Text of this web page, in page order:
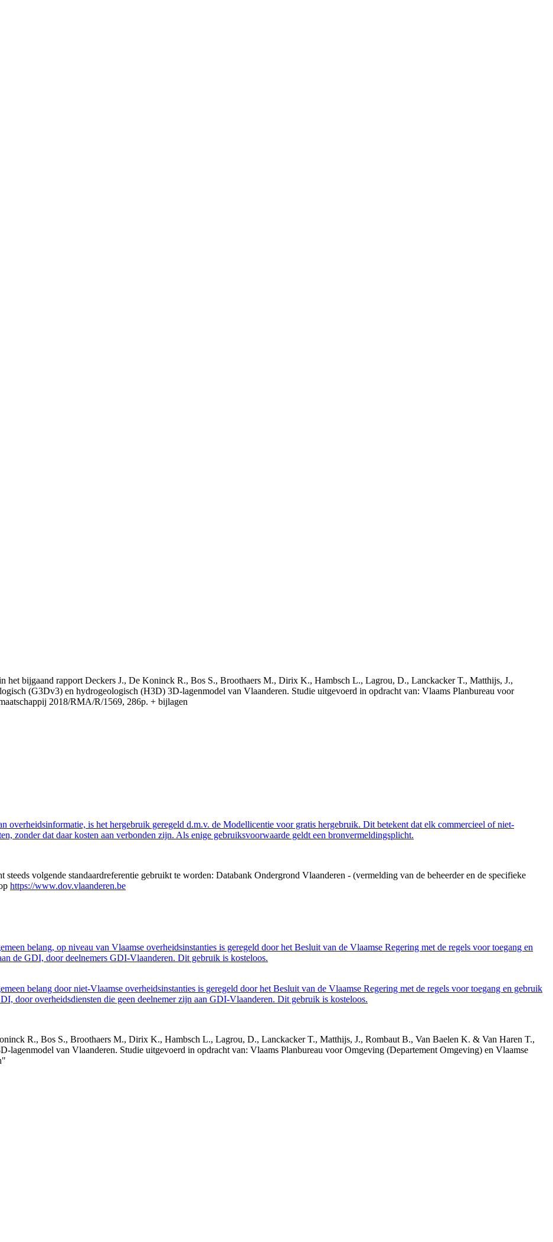
het bijgaand rapport Deckers J., De Koninck R., Bos S., Broothaers M., Dirix K., Hambsch L., Lagrou, D., Lanckacker T., Matthijs, J.,
(G3Dv3) en hydrogeologisch (H3D) 3D-lagenmodel van Vlaanderen. Studie uitgevoerd in opdracht van: Vlaams Planbureau voor
2018/RMA/R/1569, 286p. + bijlagen
overheidsinformatie, is het hergebruik geregeld d.m.v. de Modellicentie voor gratis hergebruik. Dit betekent dat elk commercieel of niet-
zonder dat daar kosten aan verbonden zijn. Als enige gebruiksvoorwaarde geldt een bronvermeldingsplicht.
volgende standaardreferentie gebruikt te worden: Databank Ondergrond Vlaanderen - (vermelding van de beheerder en de specifieke
https://www.dov.vlaanderen.be
belang, op niveau van Vlaamse overheidsinstanties is geregeld door het Besluit van de Vlaamse Regering met de regels voor toegang en
de GDI, door deelnemers GDI-Vlaanderen. Dit gebruik is kosteloos.
belang door niet-Vlaamse overheidsinstanties is geregeld door het Besluit van de Vlaamse Regering met de regels voor toegang en gebruik
door overheidsdiensten die geen deelnemer zijn aan GDI-Vlaanderen. Dit gebruik is kosteloos.
R., Bos S., Broothaers M., Dirix K., Hambsch L., Lagrou, D., Lanckacker T., Matthijs, J., Rombaut B., Van Baelen K. & Van Haren T.,
van Vlaanderen. Studie uitgevoerd in opdracht van: Vlaams Planbureau voor Omgeving (Departement Omgeving) en Vlaamse